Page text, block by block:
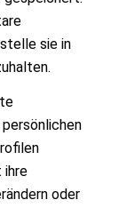
sie in
ihre
oder